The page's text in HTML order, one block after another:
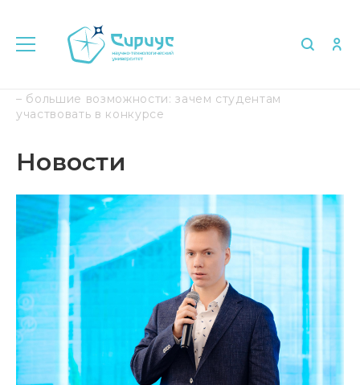
– большие возможности: зачем студентам
участвовать в конкурсе
Новости